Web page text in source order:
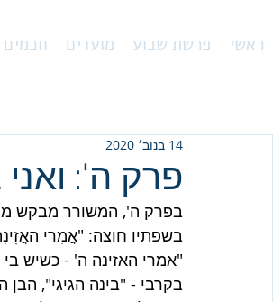
חכמים מועדים פרשת שבוע ראשי
פרק ה':
14 בנוב׳ 2020
בפרק ה', המשורר מבקש
בשפתיו חוצה: "אֲמָרַי
"אמרי האזינה ה' - כשיש
בקרבי - "בינה הגיגי",